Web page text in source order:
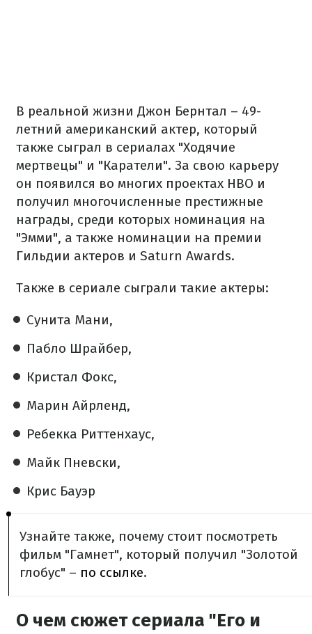
В реальной жизни Джон Бернтал – 49-
летний американский актер, который
также сыграл в сериалах "Ходячие
мертвецы" и "Каратели". За свою карьеру
он появился во многих проектах HBO и
получил многочисленные престижные
награды, среди которых номинация на
"Эмми", а также номинации на премии
Гильдии актеров и Saturn Awards.
Также в сериале сыграли такие актеры:
Сунита Мани,
Пабло Шрайбер,
Кристал Фокс,
Марин Айрленд,
Ребекка Риттенхаус,
Майк Пневски,
Крис Бауэр
Узнайте также, почему стоит посмотреть
фильм "Гамнет", который получил "Золотой
глобус" – по ссылке.
О чем сюжет сериала "Его и